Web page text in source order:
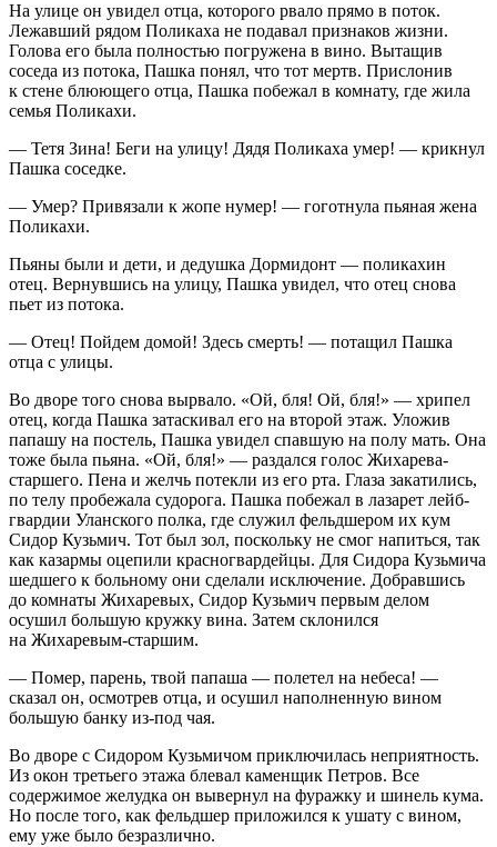
На улице он увидел отца, которого рвало прямо в поток.
Лежавший рядом Поликаха не подавал признаков жизни.
Голова его была полностью погружена в вино. Вытащив
соседа из потока, Пашка понял, что тот мертв. Прислонив
к стене блюющего отца, Пашка побежал в комнату, где жила
семья Поликахи.
— Тетя Зина! Беги на улицу! Дядя Поликаха умер! — крикнул
Пашка соседке.
— Умер? Привязали к жопе нумер! — гоготнула пьяная жена
Поликахи.
Пьяны были и дети, и дедушка Дормидонт — поликахин
отец. Вернувшись на улицу, Пашка увидел, что отец снова
пьет из потока.
— Отец! Пойдем домой! Здесь смерть! — потащил Пашка
отца с улицы.
Во дворе того снова вырвало. «Ой, бля! Ой, бля!» — хрипел
отец, когда Пашка затаскивал его на второй этаж. Уложив
папашу на постель, Пашка увидел спавшую на полу мать. Она
тоже была пьяна. «Ой, бля!» — раздался голос Жихарева-
старшего. Пена и желчь потекли из его рта. Глаза закатились,
по телу пробежала судорога. Пашка побежал в лазарет лейб-
гвардии Уланского полка, где служил фельдшером их кум
Сидор Кузьмич. Тот был зол, поскольку не смог напиться, так
как казармы оцепили красногвардейцы. Для Сидора Кузьмича
шедшего к больному они сделали исключение. Добравшись
до комнаты Жихаревых, Сидор Кузьмич первым делом
осушил большую кружку вина. Затем склонился
на Жихаревым-старшим.
— Помер, парень, твой папаша — полетел на небеса! —
сказал он, осмотрев отца, и осушил наполненную вином
большую банку из-под чая.
Во дворе с Сидором Кузьмичом приключилась неприятность.
Из окон третьего этажа блевал каменщик Петров. Все
содержимое желудка он вывернул на фуражку и шинель кума.
Но после того, как фельдшер приложился к ушату с вином,
ему уже было безразлично.